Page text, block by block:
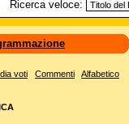
Ricerca veloce:
voti Commenti Alfabetico